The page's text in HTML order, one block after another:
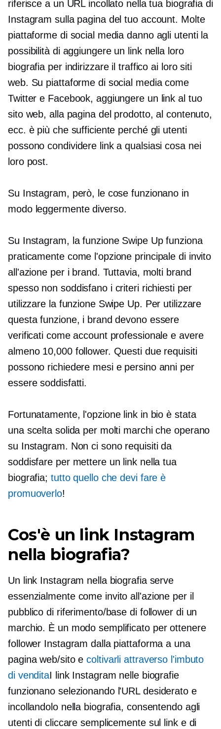
riferisce a un URL incollato nella tua biografia di
Instagram sulla pagina del tuo account. Molte
piattaforme di social media danno agli utenti la
possibilità di aggiungere un link nella loro
biografia per indirizzare il traffico ai loro siti
web. Su piattaforme di social media come
Twitter e Facebook, aggiungere un link al tuo
sito web, alla pagina del prodotto, al contenuto,
ecc. è più che sufficiente perché gli utenti
possono condividere link a qualsiasi cosa nei
loro post.
Su Instagram, però, le cose funzionano in
modo leggermente diverso.
Su Instagram, la funzione Swipe Up funziona
praticamente come l'opzione principale di invito
all'azione per i brand. Tuttavia, molti brand
spesso non soddisfano i criteri richiesti per
utilizzare la funzione Swipe Up. Per utilizzare
questa funzione, i brand devono essere
verificati come account professionale e avere
almeno 10,000 follower. Questi due requisiti
possono richiedere mesi e persino anni per
essere soddisfatti.
Fortunatamente, l'opzione link in bio è stata
una scelta solida per molti marchi che operano
su Instagram. Non ci sono requisiti da
soddisfare per mettere un link nella tua
biografia; tutto quello che devi fare è
promuoverlo!
Cos'è un link Instagram
nella biografia?
Un link Instagram nella biografia serve
essenzialmente come invito all'azione per il
pubblico di riferimento/base di follower di un
marchio. È un modo semplificato per ottenere
follower Instagram dalla piattaforma a una
pagina web/sito ecoltivarli attraverso l'imbuto
di venditaI link Instagram nelle biografie
funzionano selezionando l'URL desiderato e
incollandolo nella biografia, consentendo agli
utenti di cliccare semplicemente sul link e di